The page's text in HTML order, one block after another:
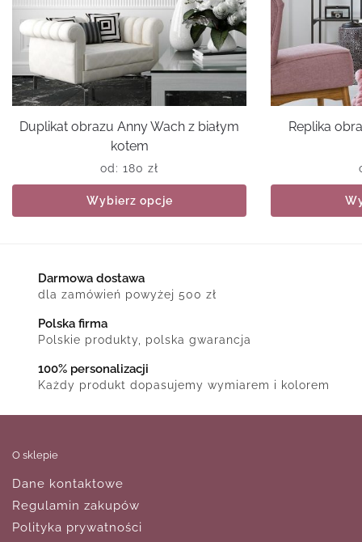
Duplikat obrazu Anny Wach z białym
kotem
od: 180 zł
Wybierz opcje
Replika
Darmowa dostawa
dla zamówień powyżej 500 zł
Polska firma
Polskie produkty, polska gwarancja
100% personalizacji
Każdy produkt dopasujemy wymiarem i kolorem
O sklepie
Dane kontaktowe
Regulamin zakupów
Polityka prywatności